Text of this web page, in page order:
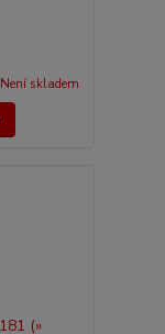
Není skladem